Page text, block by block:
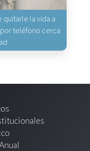
quitarle la vida a
teléfono cerca